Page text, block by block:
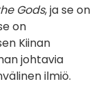
Gods, ja se on
on
Kiinan
johtavia
ilmiö.